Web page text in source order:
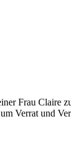
Frau Claire
Verrat und